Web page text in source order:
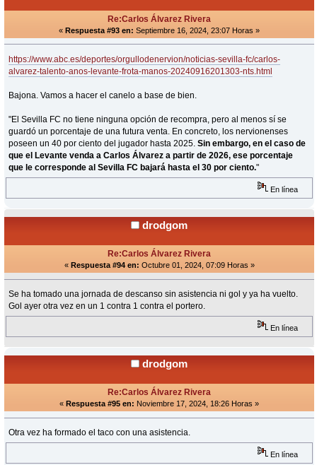
Re:Carlos Álvarez Rivera
« Respuesta #93 en: Septiembre 16, 2024, 23:07 Horas »
https://www.abc.es/deportes/orgullodenervion/noticias-sevilla-fc/carlos-
alvarez-talento-anos-levante-frota-manos-20240916201303-nts.html
Bajona. Vamos a hacer el canelo a base de bien.
"El Sevilla FC no tiene ninguna opción de recompra, pero al menos sí se
guardó un porcentaje de una futura venta. En concreto, los nervionenses
poseen un 40 por ciento del jugador hasta 2025.Sin embargo, en el caso de
que el Levante venda a Carlos Álvarez a partir de 2026, ese porcentaje
que le corresponde al Sevilla FC bajará hasta el 30 por ciento."
En línea
drodgom
Re:Carlos Álvarez Rivera
« Respuesta #94 en: Octubre 01, 2024, 07:09 Horas »
Se ha tomado una jornada de descanso sin asistencia ni gol y ya ha vuelto.
Gol ayer otra vez en un 1 contra 1 contra el portero.
En línea
drodgom
Re:Carlos Álvarez Rivera
« Respuesta #95 en: Noviembre 17, 2024, 18:26 Horas »
Otra vez ha formado el taco con una asistencia.
En línea